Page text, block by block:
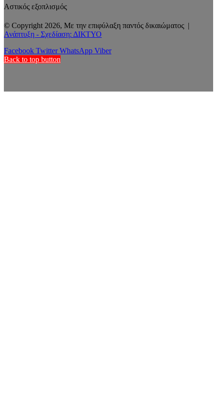
Αστικός εξοπλισμός
© Copyright 2026, Με την επιφύλαξη παντός δικαιώματος |
Ανάπτυξη - Σχεδίαση: ΔΙΚΤΥΟ
Facebook Twitter WhatsApp Viber
Back to top button